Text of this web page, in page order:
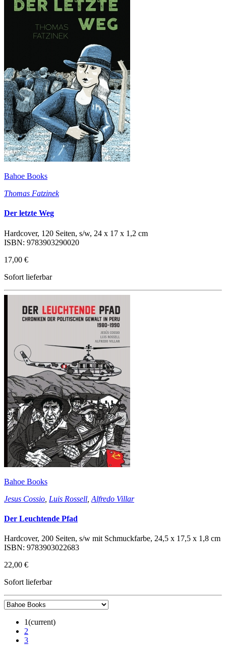
Bahoe Books
Thomas Fatzinek
Der letzte Weg
Hardcover, 120 Seiten, s/w, 24 x 17 x 1,2 cm
ISBN: 9783903290020
17,00 €
Sofort lieferbar
Bahoe Books
Jesus Cossio Luis Rossell Alfredo Villar
Der Leuchtende Pfad
Hardcover, 200 Seiten, s/w mit Schmuckfarbe, 24,5 x 17,5 x 1,8 cm
ISBN: 9783903022683
22,00 €
Sofort lieferbar
1(current)
2
3